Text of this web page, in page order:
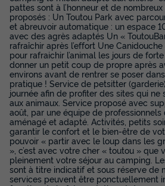
Tente en toile et en bois 4
Lodge Nature - Sans
Annulation gratuite
Surface
40m²
Adultes
4
Voir le plan 2D Terrasse couverte
Cafetière
Réfrigérateur Salon de
Tente en toile et en bois 4 personnes
sanitaires
pattes sont à l’honneur et de
proposés : Un Toutou Park avec
et abreuvoir automatique : un espace
avec des agrès adaptés Un «
rafraîchir après l’effort Une
pour rafraichir l’animal les jours de
donner un petit coup de propre après
environs avant de rentrer se poser
pratique ! Service de petsitter
journée afin de profiter des sites qui ne
aux animaux. Service proposé avec
août, par une équipe de professionnels
aménagé et adapté. Activités, petits
garantir le confort et le bien-être de
pouvoir « partir avec le loup dans les
», c’est avec votre cher « toutou » que
pleinement votre séjour au camping.
sont à titre indicatif et sous réserve de
services peuvent être ponctuellement